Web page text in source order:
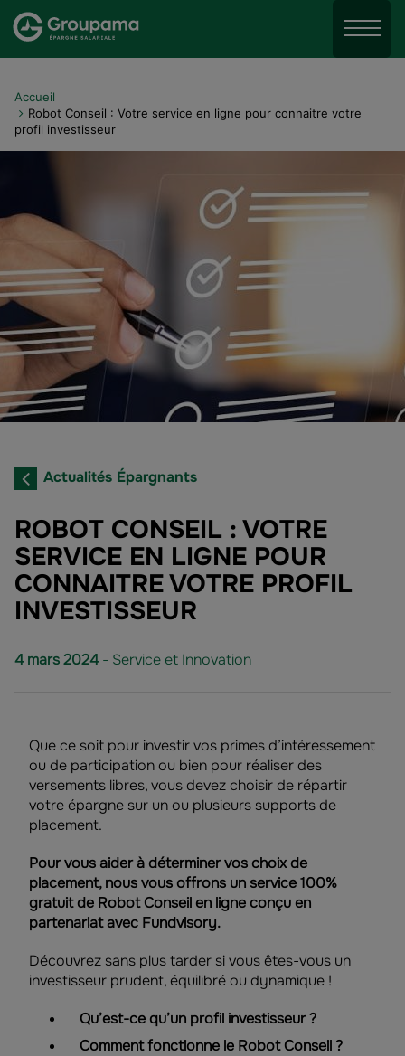
Aller au menu
Aller au contenu
Menu
Accueil
Robot Conseil : Votre service en ligne pour connaitre votre
profil investisseur
Actualités Épargnants
ROBOT CONSEIL : VOTRE
SERVICE EN LIGNE POUR
CONNAITRE VOTRE PROFIL
INVESTISSEUR
4 mars 2024 - Service et Innovation
Que ce soit pour investir vos primes d’intéressement
ou de participation ou bien pour réaliser des
versements libres, vous devez choisir de répartir
votre épargne sur un ou plusieurs supports de
placement.
Pour vous aider à déterminer vos choix de
placement, nous vous offrons un service 100%
gratuit de Robot Conseil en ligne conçu en
partenariat avec Fundvisory.
Découvrez sans plus tarder si vous êtes-vous un
investisseur prudent, équilibré ou dynamique !
Qu’est-ce qu’un profil investisseur ?
Comment fonctionne le Robot Conseil ?